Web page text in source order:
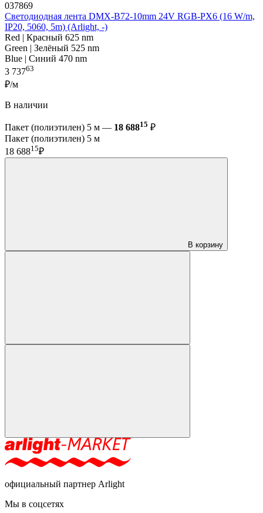
037869
Светодиодная лента DMX-B72-10mm 24V RGB-PX6 (16 W/m,
IP20, 5060, 5m) (Arlight, -)
Red | Красный 625 nm
Green | Зелёный 525 nm
Blue | Синий 470 nm
3 73763
₽/м
В наличии
Пакет (полиэтилен) 5 м — 18 68815 ₽
Пакет (полиэтилен) 5 м
18 68815₽
В корзину
официальный партнер Arlight
Мы в соцсетях